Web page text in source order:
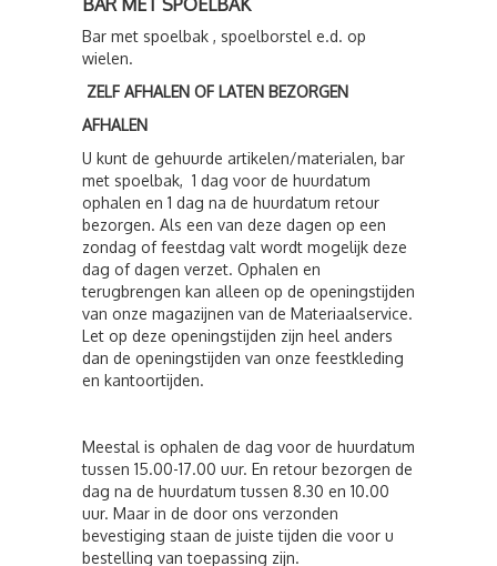
BAR MET SPOELBAK
Bar met spoelbak , spoelborstel e.d. op
wielen.
ZELF AFHALEN OF LATEN BEZORGEN
AFHALEN
U kunt de gehuurde artikelen/materialen, bar
met spoelbak, 1 dag voor de huurdatum
ophalen en 1 dag na de huurdatum retour
bezorgen. Als een van deze dagen op een
zondag of feestdag valt wordt mogelijk deze
dag of dagen verzet. Ophalen en
terugbrengen kan alleen op de openingstijden
van onze magazijnen van de Materiaalservice.
Let op deze openingstijden zijn heel anders
dan de openingstijden van onze feestkleding
en kantoortijden.
Meestal is ophalen de dag voor de huurdatum
tussen 15.00-17.00 uur. En retour bezorgen de
dag na de huurdatum tussen 8.30 en 10.00
uur. Maar in de door ons verzonden
bevestiging staan de juiste tijden die voor u
bestelling van toepassing zijn.